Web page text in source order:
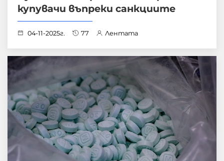
купувачи въпреки санкциите
04-11-2025г. 77 Лентата